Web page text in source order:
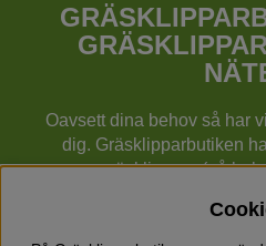
Oavsett dina behov så har
dig. Gräsklipparbutiken
gräsklippare (gå
cylindergräsklippare,